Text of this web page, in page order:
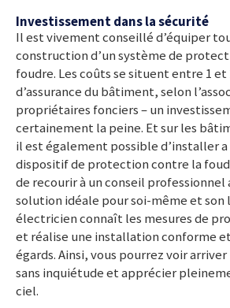
Investissement dans la sécurité
Il est vivement conseillé d’équiper
construction d’un système de
foudre. Les coûts se situent entre 1 et
d’assurance du bâtiment, selon
propriétaires fonciers –un
certainement la peine. Et sur les
il est également possible d’installer
dispositif de protection contre la
de recourir à un conseil
solution idéale pour soi-même et son
électricien connaît les mesures de
et réalise une installation conforme
égards. Ainsi, vous pourrez voir
sans inquiétude et apprécier
ciel.